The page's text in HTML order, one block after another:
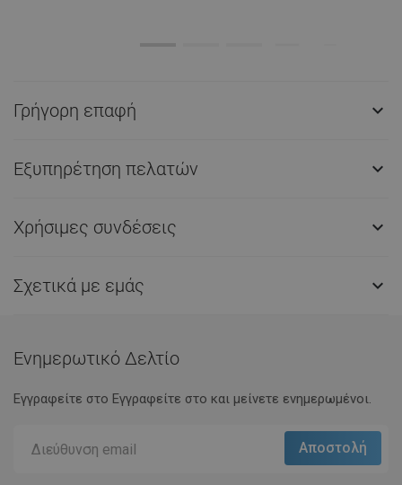
Γρήγορη επαφή 
Εξυπηρέτηση πελατών 
Χρήσιμες συνδέσεις 
Σχετικά με εμάς 
Ενημερωτικό Δελτίο
Εγγραφείτε στο Eγγραφείτε στο και μείνετε ενημερωμένοι.